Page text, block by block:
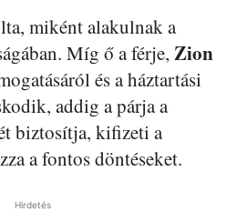
miként alakulnak a
Míg ő a férje, Zion
és a háztartási
addig a párja a
biztosítja, kifizeti a
a fontos döntéseket.
Hirdetés